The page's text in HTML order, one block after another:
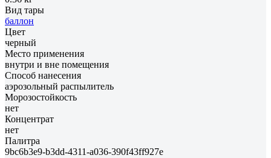
Вид тары
баллон
Цвет
черный
Место применения
внутри и вне помещения
Способ нанесения
аэрозольный распылитель
Морозостойкость
нет
Концентрат
нет
Палитра
9bc6b3e9-b3dd-4311-a036-390f43ff927e